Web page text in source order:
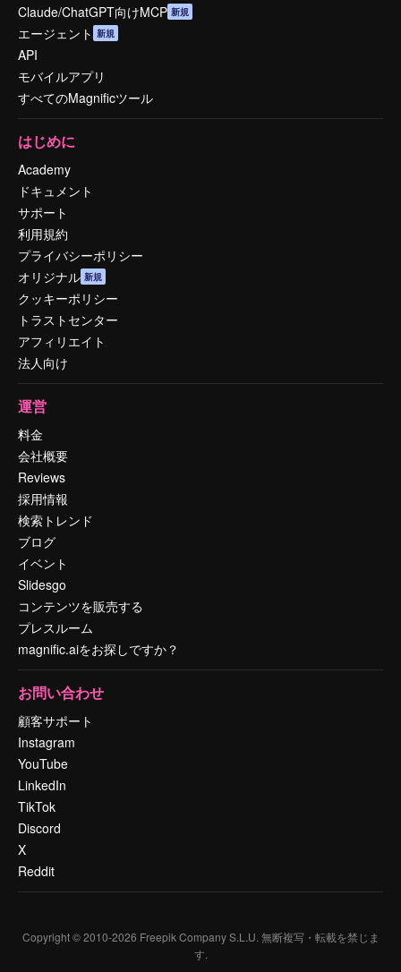
Claude/ChatGPT向けMCP 新規
エージェント 新規
API
モバイルアプリ
すべてのMagnificツール
はじめに
Academy
ドキュメント
サポート
利用規約
プライバシーポリシー
オリジナル 新規
クッキーポリシー
トラストセンター
アフィリエイト
法人向け
運営
料金
会社概要
Reviews
採用情報
検索トレンド
ブログ
イベント
Slidesgo
コンテンツを販売する
プレスルーム
magnific.aiをお探しですか？
お問い合わせ
顧客サポート
Instagram
YouTube
LinkedIn
TikTok
Discord
X
Reddit
Copyright © 2010-2026 Freepik Company S.L.U. 無断複写・転載を禁じま
す.